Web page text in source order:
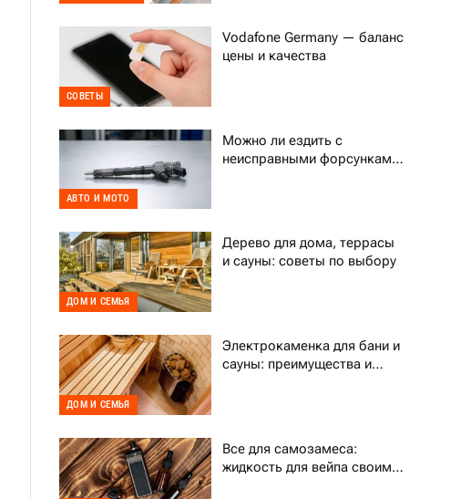
СОВЕТЫ
Vodafone Germany — баланс
цены и качества
АВТО И МОТО
Можно ли ездить с
неисправными форсунками
ДОМ И СЕМЬЯ
Дерево для дома, террасы
и сауны: советы по выбору
ДОМ И СЕМЬЯ
Электрокаменка для бани и
сауны: преимущества и
Все для самозамеса:
жидкость для вейпа своими